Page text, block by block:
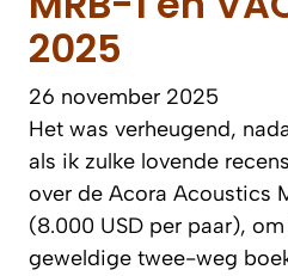
2025
26 november 2025
Het was verheugend,
als ik zulke lovende
over de Acora Acoustics
(8.000 USD per paar),
geweldige twee-weg